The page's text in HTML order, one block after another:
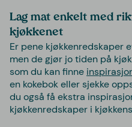
Lag mat enkelt med
kjøkkenet
Er pene kjøkkenredskaper
men de gjør jo tiden på
som du kan finne
en kokebok eller sjekke
du også få ekstra
kjøkkenredskaper i